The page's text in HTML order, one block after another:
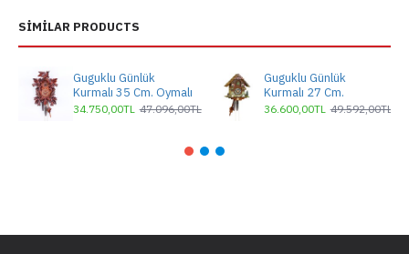
SIMILAR PRODUCTS
Guguklu Günlük
Kurmalı 35 Cm. Oymalı
34.750,00TL 47.096,00TL
Guguklu Günlük
Kurmalı 27 Cm.
36.600,00TL 49.592,00TL